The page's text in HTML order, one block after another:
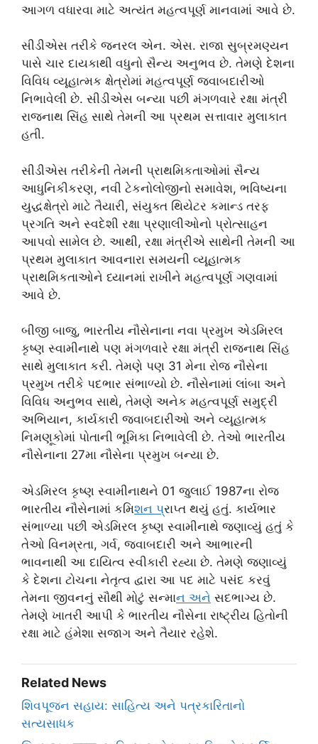
આગળ વધારવા માટે અત્યંત મહત્વપૂર્ણ માનવામાં આવે છે.
સીડીએસ તરીકે જનરલ એન. એસ. રાજા સુબ્રમણ્યન
પાસે ચાર દાયકાથી વધુનો સૈન્ય અનુભવ છે. તેમણે દેશના
વિવિધ વ્યૂહાત્મક ક્ષેત્રોમાં મહત્વપૂર્ણ જવાબદારીઓ
નિભાવેલી છે. સીડીએસ બન્યા પછી મંગળવારે રક્ષા મંત્રી
રાજનાથ સિંહ સાથે તેમની આ પ્રથમ સત્તાવાર મુલાકાત
હતી.
સીડીએસ તરીકેની તેમની પ્રાથમિકતાઓમાં સૈન્ય
આધુનિકીકરણ, નવી ટેકનોલોજીનો સમાવેશ, ભવિષ્યના
યુદ્ધક્ષેત્રો માટે તૈયારી, સંયુક્ત થિયેટર કમાન્ડ તરફ
પ્રગતિ અને સ્વદેશી રક્ષા પ્રણાલીઓનો પ્રોત્સાહન
આપવો સામેલ છે. આથી, રક્ષા મંત્રીએ સાથેની તેમની આ
પ્રથમ મુલાકાત આવનારા સમયની વ્યૂહાત્મક
પ્રાથમિકતાઓને ધ્યાનમાં રાખીને મહત્વપૂર્ણ ગણવામાં
આવે છે.
બીજી બાજુ, ભારતીય નૌસેનાના નવા પ્રમુખ એડમિરલ
કૃષ્ણ સ્વામીનાથે પણ મંગળવારે રક્ષા મંત્રી રાજનાથ સિંહ
સાથે મુલાકાત કરી. તેમણે પણ 31 મેના રોજ નૌસેના
પ્રમુખ તરીકે પદભાર સંભાળ્યો છે. નૌસેનામાં લાંબા અને
વિવિધ અનુભવ સાથે, તેમણે અનેક મહત્વપૂર્ણ સમુદ્રી
અભિયાન, કાર્યકારી જવાબદારીઓ અને વ્યૂહાત્મક
નિમણૂકોમાં પોતાની ભૂમિકા નિભાવેલી છે. તેઓ ભારતીય
નૌસેનાના 27મા નૌસેના પ્રમુખ બન્યા છે.
એડમિરલ કૃષ્ણ સ્વામીનાથને 01 જુલાઈ 1987ના રોજ
ભારતીય નૌસેનામાં કમિશન પ્રાપ્ત થયું હતું. કાર્યભાર
સંભાળ્યા પછી એડમિરલ કૃષ્ણ સ્વામીનાથે જણાવ્યું હતું કે
તેઓ વિનમ્રતા, ગર્વ, જવાબદારી અને આભારની
ભાવનાથી આ દાયિત્વ સ્વીકારી રહ્યા છે. તેમણે જણાવ્યું
કે દેશના ટોચના નેતૃત્વ દ્વારા આ પદ માટે પસંદ કરવું
તેમના જીવનનું સૌથી મોટું સન્માન અન ે સદભાગ્ય છે.
તેમણે ખાતરી આપી કે ભારતીય નૌસેના રાષ્ટ્રીય હિતોની
રક્ષા માટે હંમેશા સજાગ અને તૈયાર રહેશે.
Related News
શિવપૂજન સહાય: સાહિત્ય અને પત્રકારિતાનો
સત્યસાધક